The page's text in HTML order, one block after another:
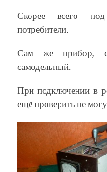
Скорее всего
потребители.
Сам же прибор,
самодельный.
При подключении в
ещё проверить не